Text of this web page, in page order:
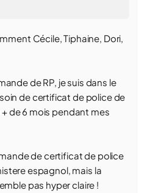
Cécile, Tiphaine, Dori,
de RP, je suis dans le
de certificat de police de
de 6 mois pendant mes
de certificat de police
espagnol, mais la
pas hyper claire !